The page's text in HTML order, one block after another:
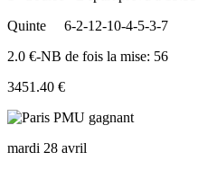
Quinte
6-2-12-10-4-5-3-7
2.0 €-NB de fois la mise: 56
3451.40 €
mardi 28 avril